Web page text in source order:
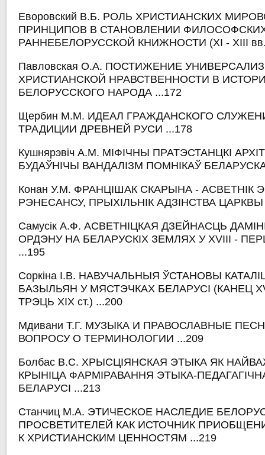
Еворовский В.Б. РОЛЬ ХРИСТИАНСКИХ
ПРИНЦИПОВ В СТАНОВЛЕНИИ
РАННЕБЕЛОРУССКОЙ КНИЖНОСТИ (XI - XIII
Павловская О.А. ПОСТИЖЕНИЕ
ХРИСТИАНСКОЙ НРАВСТВЕННОСТИ В
БЕЛОРУССКОГО НАРОДА ...172
Щербин М.М. ИДЕАЛ ГРАЖДАНСКОГО
ТРАДИЦИИ ДРЕВНЕЙ РУСИ ...178
Кушнярэвіч А.М. МІФІЧНЫ ПРАТЭСТАНЦКІ
БУДАЎНІЧЫ ВАНДАЛІЗМ ПОМНІКАЎ
Конан У.М. ФРАНЦІШАК СКАРЫНА - АСВЕТНІК
РЭНЕСАНСУ, ПРЫХІЛЬНІК АДЗІНСТВА ЦАРКВЫ
Самусік А.Ф. АСВЕТНІЦКАЯ ДЗЕЙНАСЦЬ
ОРДЭНУ НА БЕЛАРУСКІХ ЗЕМЛЯХ У XVIII -
...195
Соркіна І.В. НАВУЧАЛЬНЫЯ ЎСТАНОВЫ
БАЗЫЛЬЯН У МЯСТЭЧКАХ БЕЛАРУСІ (КАНЕЦ
ТРЭЦЬ ХІХ ст.) ...200
Мдивани Т.Г. МУЗЫКА И ПРАВОСЛАВНЫЕ
ВОПРОСУ О ТЕРМИНОЛОГИИ ...209
Болбас В.С. ХРЫСЦІЯНСКАЯ ЭТЫКА ЯК
КРЫНІЦА ФАРМІРАВАННЯ ЭТЫКА-
БЕЛАРУСІ ...213
Станчиц М.А. ЭТИЧЕСКОЕ НАСЛЕДИЕ
ПРОСВЕТИТЕЛЕЙ КАК ИСТОЧНИК
К ХРИСТИАНСКИМ ЦЕННОСТЯМ ...219